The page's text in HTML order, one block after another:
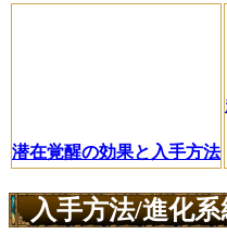
潜在覚醒の効果と入手方法
入手方法/進化系